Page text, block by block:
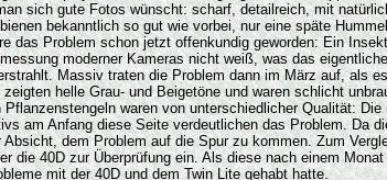
sich gute Fotos wünscht: scharf, detailreich, mit
bekanntlich so gut wie vorbei, nur eine späte
Problem schon jetzt offenkundig geworden: Ein
moderner Kameras nicht weiß, was das
Massiv traten die Problem dann im März auf, als
helle Grau- und Beigetöne und waren schlicht
waren von unterschiedlicher Qualität:
am Anfang diese Seite verdeutlichen das Problem. Da
dem Problem auf die Spur zu kommen. Zum
die 40D zur Überprüfung ein. Als diese nach einem
mit der 40D und dem Twin Lite gehabt hatte.